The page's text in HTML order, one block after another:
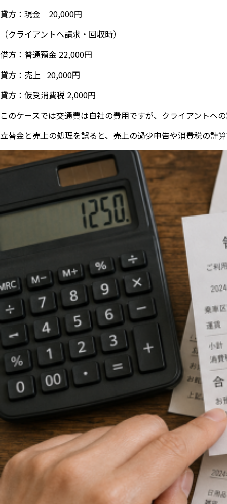
貸方：現金 20,000円
（クライアントへ請求・回収時）
借方：普通預金 22,000円
貸方：売上 20,000円
貸方：仮受消費税 2,000円
このケースでは交通費は自社の費用ですが、クライアントへ
立替金と売上の処理を誤ると、売上の過少申告や消費税の計